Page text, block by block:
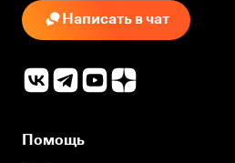
Написать в чат
Помощь